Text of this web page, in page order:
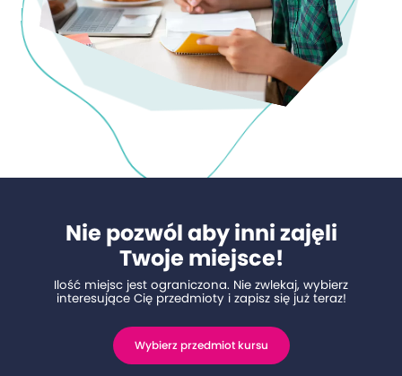
Nie pozwól aby inni zajęli
Twoje miejsce!
Ilość miejsc jest ograniczona. Nie zwlekaj, wybierz
interesujące Cię przedmioty i zapisz się już teraz!
Wybierz przedmiot kursu